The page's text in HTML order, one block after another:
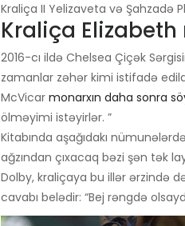
Kraliça II Yelizaveta və Şahzadə
Kraliça
2016-cı ildə Chelsea Çiçək
zamanlar zəhər kimi istifadə
McVicar monarxın daha sonra
ölməyimi istəyirlər. ”
Kitabında aşağıdakı
ağzından çıxacaq bəzi şən tək
Dolby, kraliçaya bu illər ərzində
cavabı belədir: “Bej rəngdə